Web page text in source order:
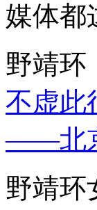
媒体都
野靖环
不虚此
——北
野靖环